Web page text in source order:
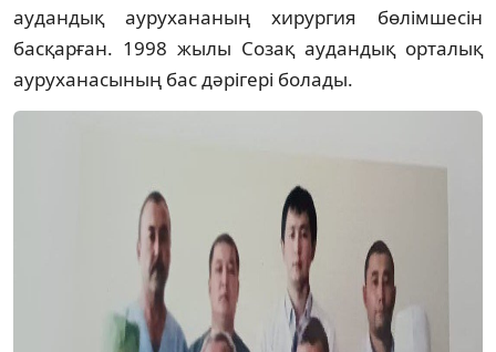
аудандық аурухананың хирургия бөлімшесін
басқарған. 1998 жылы Созақ аудандық орталық
ауруханасының бас дәрігері болады.